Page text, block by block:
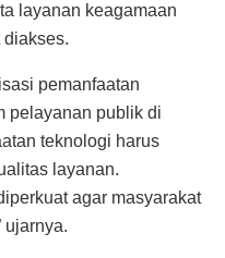
layanan keagamaan
diakses.
pemanfaatan
pelayanan publik di
teknologi harus
layanan.
agar masyarakat
ujarnya.